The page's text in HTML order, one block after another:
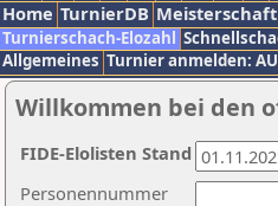
Home TurnierDB Meisterschaft
Turnierschach-Elozahl
Allgemeines Turnier anmelden:
Willkommen bei den
Personennummer
FIDE-Elolisten Stand